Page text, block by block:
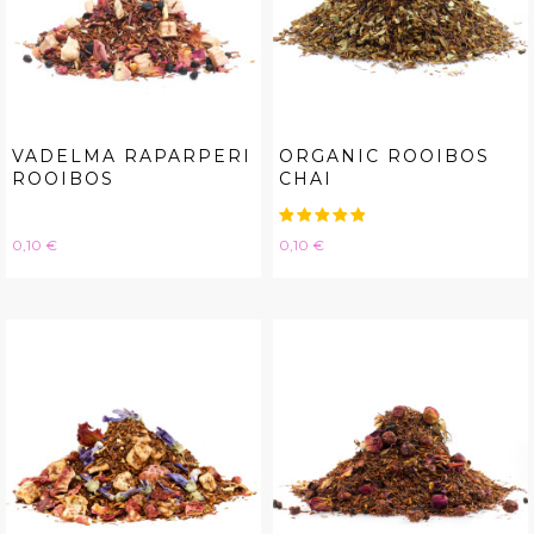
VADELMA RAPARPERI
ROOIBOS
Hinta
0,10 €
ORGANIC ROOIBOS
CHAI
Hinta
0,10 €